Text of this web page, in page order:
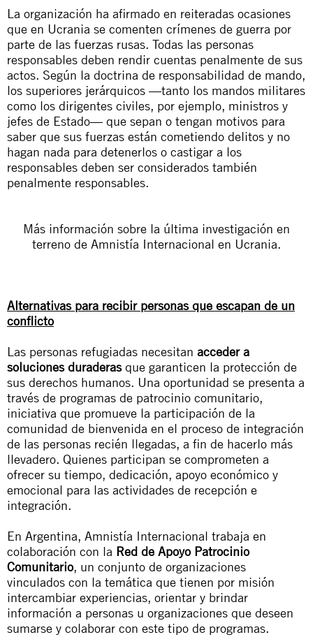
La organización ha afirmado en reiteradas ocasiones
que en Ucrania se comenten crímenes de guerra por
parte de las fuerzas rusas. Todas las personas
responsables deben rendir cuentas penalmente de sus
actos. Según la doctrina de responsabilidad de mando,
los superiores jerárquicos —tanto los mandos militares
como los dirigentes civiles, por ejemplo, ministros y
jefes de Estado— que sepan o tengan motivos para
saber que sus fuerzas están cometiendo delitos y no
hagan nada para detenerlos o castigar a los
responsables deben ser considerados también
penalmente responsables.
Más información sobre la última investigación en
terreno de Amnistía Internacional en Ucrania.
Alternativas para recibir personas que escapan de un
conflicto
Las personas refugiadas necesitan acceder a
soluciones duraderasque garanticen la protección de
sus derechos humanos. Una oportunidad se presenta a
través de programas de patrocinio comunitario,
iniciativa que promueve la participación de la
comunidad de bienvenida en el proceso de integración
de las personas recién llegadas, a fin de hacerlo más
llevadero. Quienes participan se comprometen a
ofrecer su tiempo, dedicación, apoyo económico y
emocional para las actividades de recepción e
integración.
En Argentina, Amnistía Internacional trabaja en
colaboración con la Red de Apoyo Patrocinio
Comunitario, un conjunto de organizaciones
vinculados con la temática que tienen por misión
intercambiar experiencias, orientar y brindar
información a personas u organizaciones que deseen
sumarse y colaborar con este tipo de programas.